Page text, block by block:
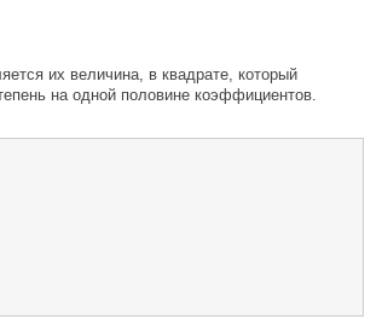
их величина, в квадрате, который
на одной половине коэффициентов.